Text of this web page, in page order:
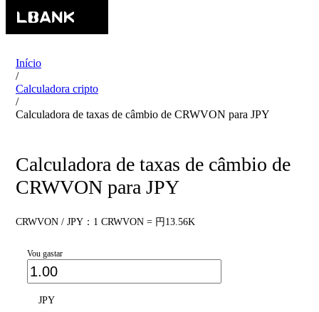
Início
/
Calculadora cripto
/
Calculadora de taxas de câmbio de CRWVON para JPY
Calculadora de taxas de câmbio de
CRWVON para JPY
CRWVON / JPY：1 CRWVON = 円13.56K
Vou gastar
JPY